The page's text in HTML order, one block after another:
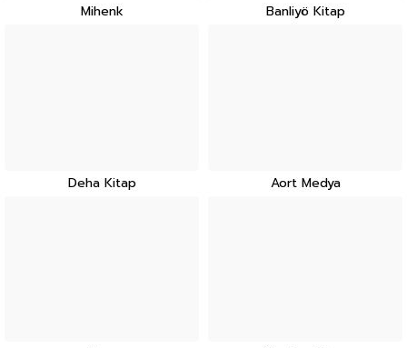
Mihenk Banliyö Kitap
Deha Kitap Aort Medya